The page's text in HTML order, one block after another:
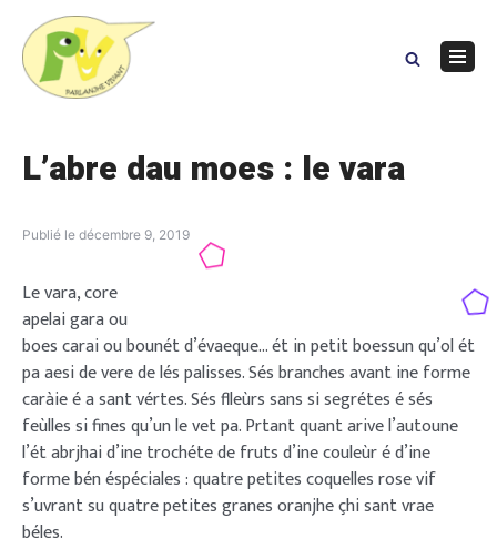
content
L’abre dau moes : le vara
Publié le décembre 9, 2019
Le vara, core
apelai gara ou
boes carai ou bounét d’évaeque… ét in petit boessun qu’ol ét
pa aesi de vere de lés palisses. Sés branches avant ine forme
caràie é a sant vértes. Sés flleùrs sans si segrétes é sés
feùlles si fines qu’un le vet pa. Prtant quant arive l’autoune
l’ét abrjhai d’ine trochéte de fruts d’ine couleùr é d’ine
forme bén éspéciales : quatre petites coquelles rose vif
s’uvrant su quatre petites granes oranjhe çhi sant vrae
béles.